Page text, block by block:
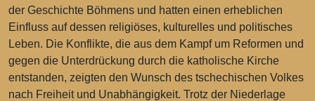
der Geschichte Böhmens und hatten einen erheblichen
Einfluss auf dessen religiöses, kulturelles und politisches
Leben. Die Konflikte, die aus dem Kampf um Reformen und
gegen die Unterdrückung durch die katholische Kirche
entstanden, zeigten den Wunsch des tschechischen Volkes
nach Freiheit und Unabhängigkeit. Trotz der Niederlage